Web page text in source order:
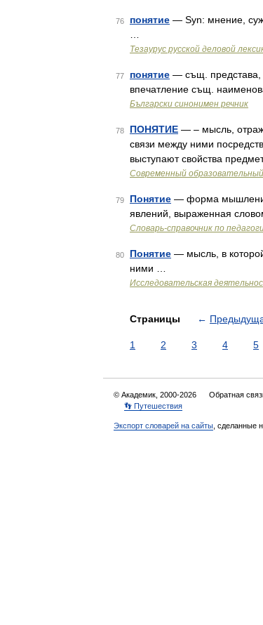
76 понятие — Syn: мнение,
Тезаурус русской деловой
77 понятие — същ. представа,
впечатление същ.
Български синонимен речник
78 ПОНЯТИЕ — – мысль,
связи между ними
выступают свойства
Современный
79 Понятие — форма
явлений, выраженная
Словарь-справочник по
80 Понятие — мысль, в
ними …
Исследовательская
Страницы ←
1 2 3 4 5
© Академик, 2000-2026 Обратная
👣 Путешествия
Экспорт словарей на сайты , сделанные